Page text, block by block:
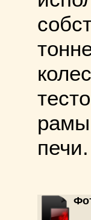
рамы
печи.